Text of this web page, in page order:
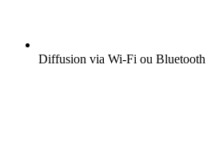
Diffusion via Wi-Fi ou Bluetooth